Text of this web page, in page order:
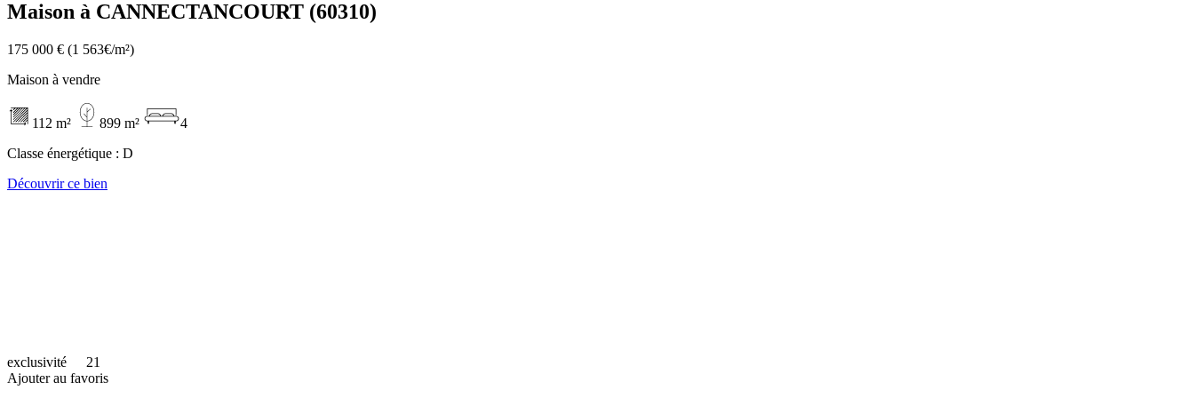
Maison à CANNECTANCOURT (60310)
175 000 € (1 563€/m²)
Maison à vendre
112 m² 899 m²
4
Classe énergétique : D
Découvrir ce bien
exclusivité
21
Ajouter au favoris